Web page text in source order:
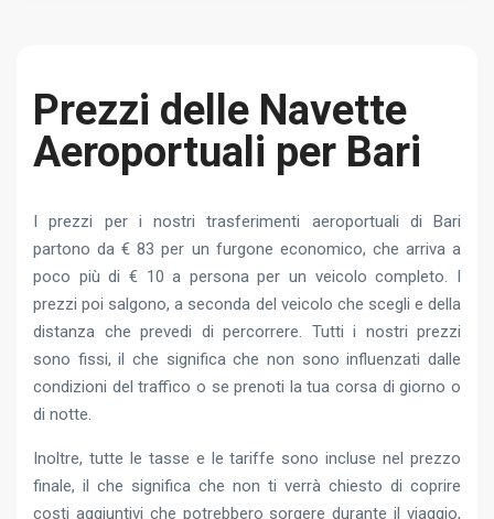
Prezzi delle Navette
Aeroportuali per Bari
I prezzi per i nostri trasferimenti aeroportuali di Bari
partono da € 83 per un furgone economico, che arriva a
poco più di € 10 a persona per un veicolo completo. I
prezzi poi salgono, a seconda del veicolo che scegli e della
distanza che prevedi di percorrere. Tutti i nostri prezzi
sono fissi, il che significa che non sono influenzati dalle
condizioni del traffico o se prenoti la tua corsa di giorno o
di notte.
Inoltre, tutte le tasse e le tariffe sono incluse nel prezzo
finale, il che significa che non ti verrà chiesto di coprire
costi aggiuntivi che potrebbero sorgere durante il viaggio,